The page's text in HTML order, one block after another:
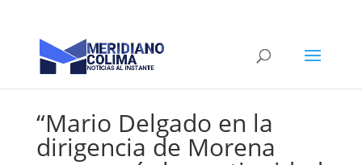
“Mario Delgado en la
dirigencia de Morena